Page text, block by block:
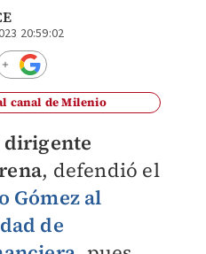
20:59:02
canal de Milenio
dirigente
, defendió el
Gómez al
de